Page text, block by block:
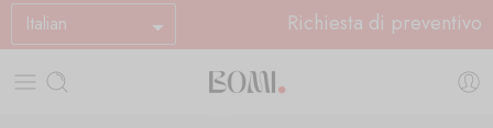
Italian Richiesta di preventivo